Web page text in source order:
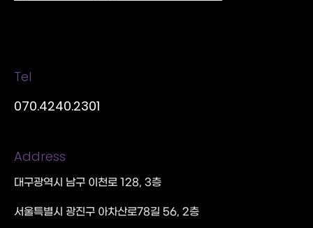
Tel
070.4240.2301
Address
대구광역시 남구 이천로 128, 3층
서울특별시 광진구 아차산로78길 56, 2층